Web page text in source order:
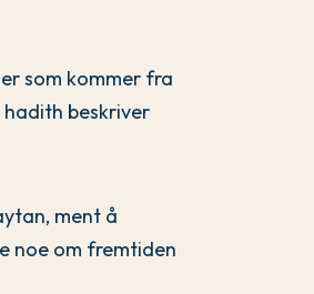
som kommer fra
hadith beskriver
ment å
noe om fremtiden